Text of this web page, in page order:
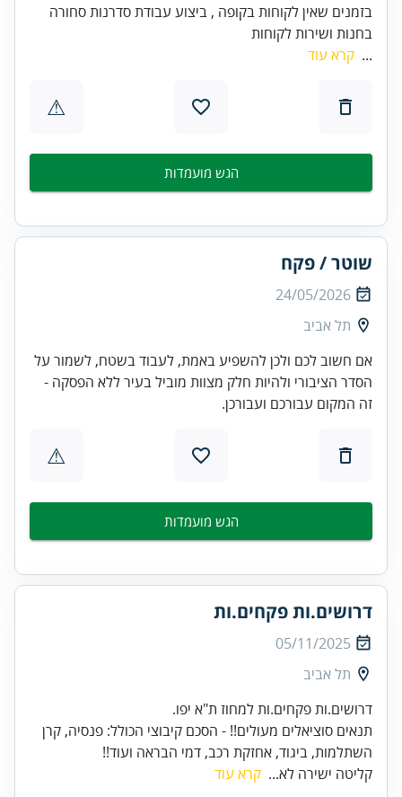
בזמנים שאין לקוחות בקופה , ביצוע עבודת סדרנות סחורה
בחנות ושירות לקוחות
... קרא עוד
⚠
הגש מועמדות
שוטר / פקח
24/05/2026
תל אביב
אם חשוב לכם ולכן להשפיע באמת, לעבוד בשטח, לשמור על
הסדר הציבורי ולהיות חלק מצוות מוביל בעיר ללא הפסקה -
זה המקום עבורכם ועבורכן.
⚠
הגש מועמדות
דרושים.ות פקחים.ות
05/11/2025
תל אביב
תנאים סוציאלים מעולים!! - הסכם קיבוצי הכולל: פנסיה, קרן
השתלמות, ביגוד, אחזקת רכב, דמי הבראה ועוד!!
קליטה ישירה לא... קרא עוד